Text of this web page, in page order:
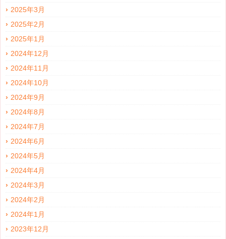
2025年3月
2025年2月
2025年1月
2024年12月
2024年11月
2024年10月
2024年9月
2024年8月
2024年7月
2024年6月
2024年5月
2024年4月
2024年3月
2024年2月
2024年1月
2023年12月